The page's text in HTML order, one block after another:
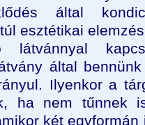
által
esztétikai
által
Ilyenkor a
ha nem tűnnek
két